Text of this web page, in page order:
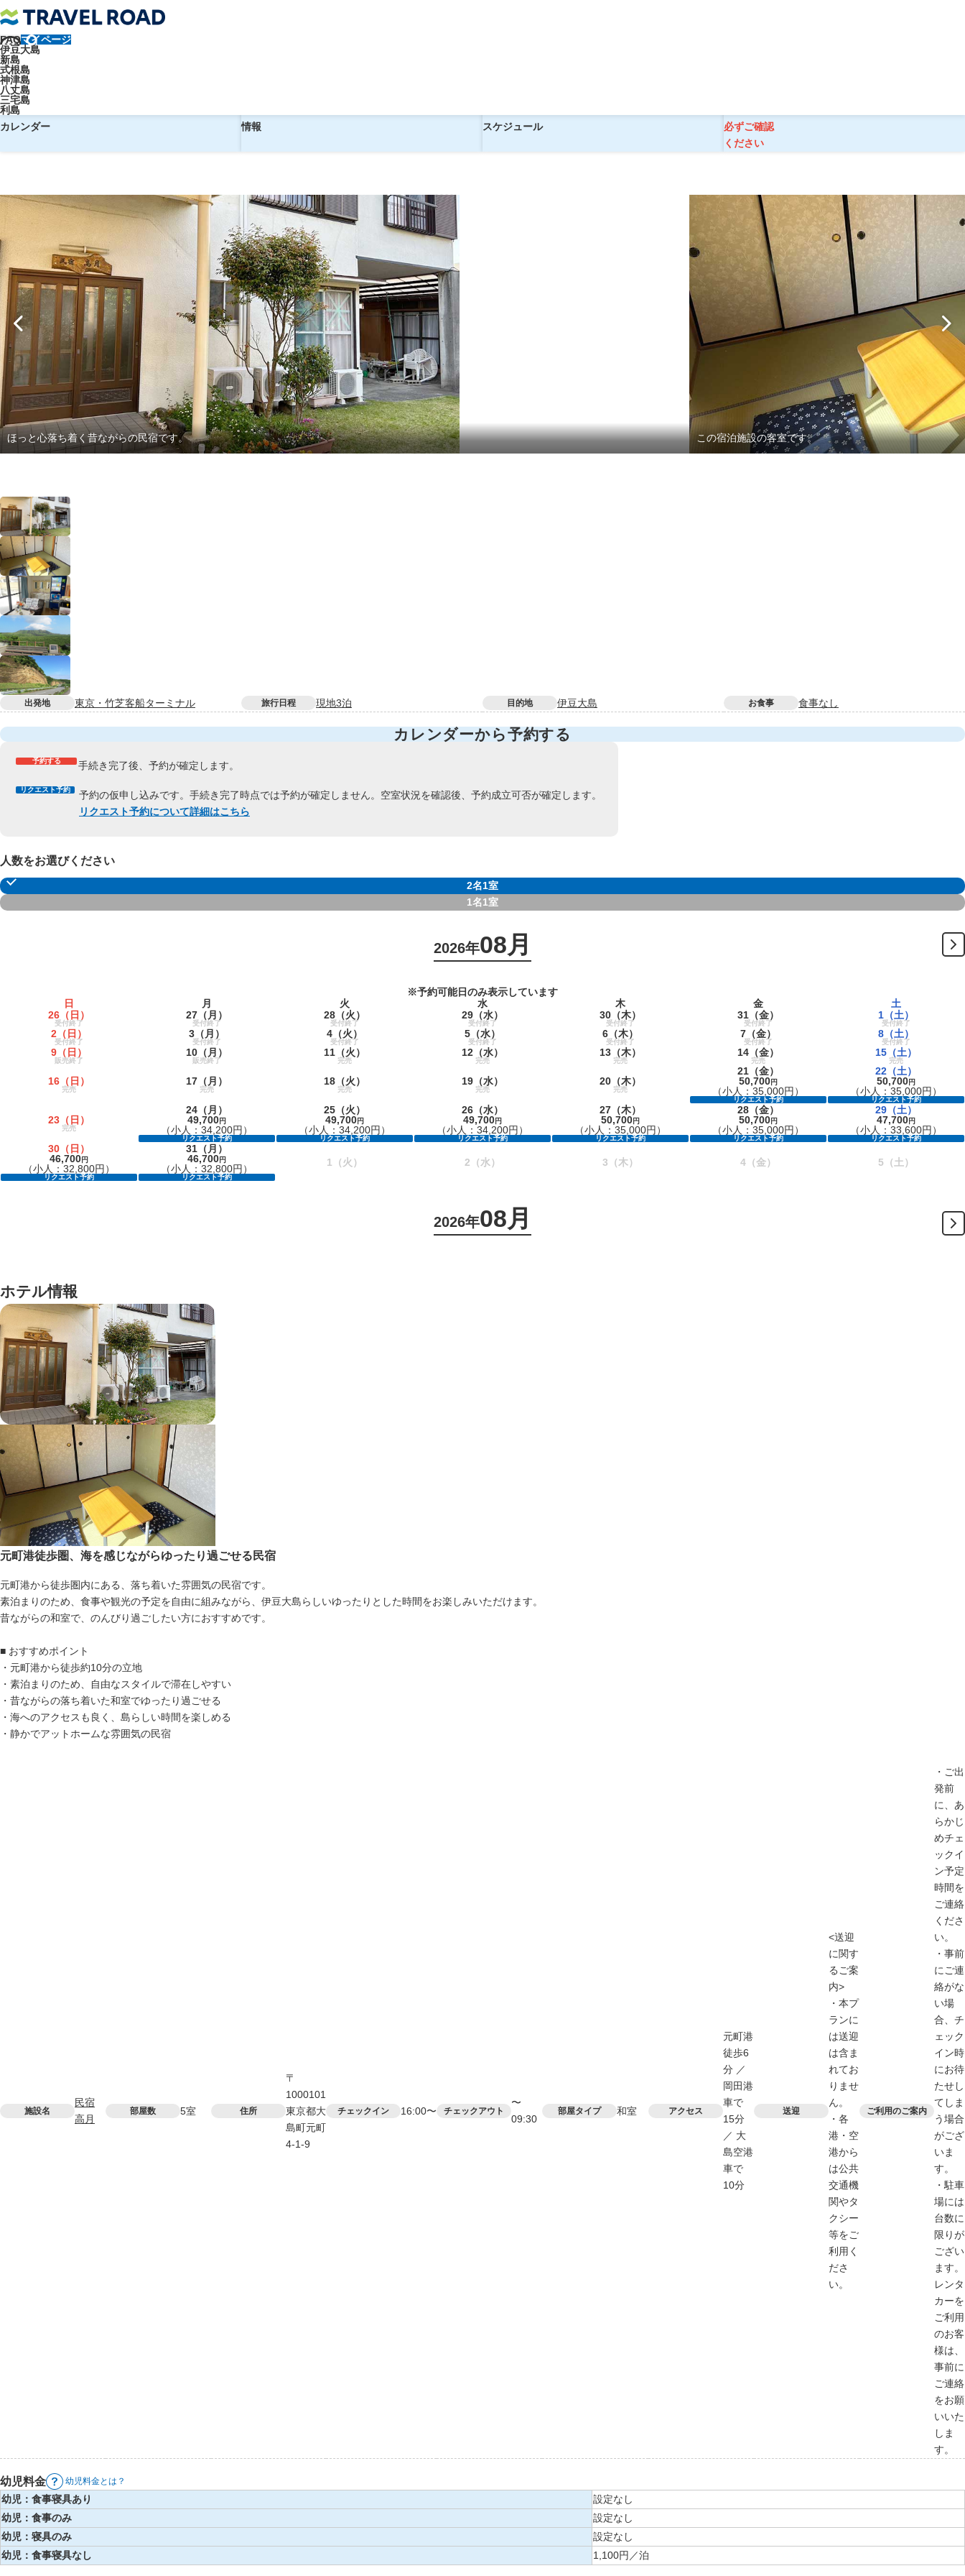
FAQマイページ
伊豆大島
新島
式根島
神津島
八丈島
三宅島
利島
トラベルロード
【東京・竹芝発】往路ジェット船＋復路飛行機で行く！高月《食事なし》【現地3泊】
予約
カレンダー
情報
スケジュール
必ずご確認
ください
ほっと心落ち着く昔ながらの民宿です。 この宿泊施設の客室です。
出発地 東京・竹芝客船ターミナル 旅行日程 現地3泊 目的地 伊豆大島 お食事 食事なし
カレンダーから予約する
予約する 手続き完了後、予約が確定します。
リクエスト予約
予約の仮申し込みです。手続き完了時点では予約が確定しません。空室状況を確認後、予約成立可否が確定します。
リクエスト予約について詳細はこちら
人数をお選びください
2名1室
1名1室
2026年08月
※予約可能日のみ表示しています
日
月 火 水 木 金
土
26 （日）
受付終了
27 （月）
受付終了
28 （火）
受付終了
29 （水）
受付終了
30 （木）
受付終了
31 （金）
受付終了
1 （土）
受付終了
2 （日）
受付終了
3 （月）
受付終了
4 （火）
受付終了
5 （水）
受付終了
6 （木）
受付終了
7 （金）
受付終了
8 （土）
受付終了
9 （日）
販売終了
10 （月）
販売終了
11 （火）
完売
12 （水）
完売
13 （木）
完売
14 （金）
完売
15 （土）
完売
16 （日）
完売
17 （月）
完売
18 （火）
完売
19 （水）
完売
20 （木）
完売
21 （金）
50,700円
（小人：35,000円）
リクエスト予約
22 （土）
50,700円
（小人：35,000円）
リクエスト予約
23 （日）
完売
24 （月）
49,700円
（小人：34,200円）
リクエスト予約
25 （火）
49,700円
（小人：34,200円）
リクエスト予約
26 （水）
49,700円
（小人：34,200円）
リクエスト予約
27 （木）
50,700円
（小人：35,000円）
リクエスト予約
28 （金）
50,700円
（小人：35,000円）
リクエスト予約
29 （土）
47,700円
（小人：33,600円）
リクエスト予約
30 （日）
46,700円
（小人：32,800円）
リクエスト予約
31 （月）
46,700円
（小人：32,800円）
リクエスト予約
1 （火） 2 （水） 3 （木） 4 （金） 5 （土）
2026年08月
ホテル情報
元町港徒歩圏、海を感じながらゆったり過ごせる民宿
元町港から徒歩圏内にある、落ち着いた雰囲気の民宿です。
素泊まりのため、食事や観光の予定を自由に組みながら、伊豆大島らしいゆったりとした時間をお楽しみいただけます。
昔ながらの和室で、のんびり過ごしたい方におすすめです。
■ おすすめポイント
・元町港から徒歩約10分の立地
・素泊まりのため、自由なスタイルで滞在しやすい
・昔ながらの落ち着いた和室でゆったり過ごせる
・海へのアクセスも良く、島らしい時間を楽しめる
・静かでアットホームな雰囲気の民宿
施設名
民宿
高月
部屋数 5室 住所
〒
1000101
東京都大
島町元町
4-1-9
チェックイン 16:00〜 チェックアウト
〜
09:30
部屋タイプ 和室 アクセス
元町港
徒歩6
分 ／
岡田港
車で
15分
／ 大
島空港
車で
10分
送迎
<送迎
に関す
るご案
内>
・本プ
ランに
は送迎
は含ま
れてお
りませ
ん。
・各
港・空
港から
は公共
交通機
関やタ
クシー
等をご
利用く
ださ
い。
ご利用のご案内
・ご出
発前
に、あ
らかじ
めチェ
ックイ
ン予定
時間を
ご連絡
くださ
い。
・事前
にご連
絡がな
い場
合、チ
ェック
イン時
にお待
たせし
てしま
う場合
がござ
いま
す。
・駐車
場には
台数に
限りが
ござい
ます。
レンタ
カーを
ご利用
のお客
様は、
事前に
ご連絡
をお願
いいた
しま
す。
幼児料金 幼児料金とは？
幼児：食事寝具あり
設定なし
幼児：食事のみ
設定なし
幼児：寝具のみ
設定なし
幼児：食事寝具なし
1,100円／泊